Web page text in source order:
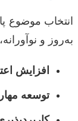
انتخاب موضوع
به‌روز و
افزایش
توسعه